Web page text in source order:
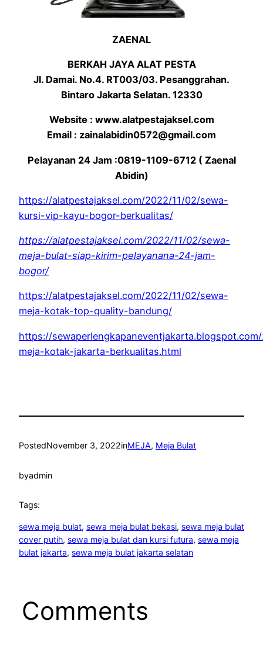
ZAENAL
BERKAH JAYA ALAT PESTA
Jl. Damai. No.4. RT003/03. Pesanggrahan.
Bintaro Jakarta Selatan. 12330
Website : www.alatpestajaksel.com
Email : zainalabidin0572@gmail.com
Pelayanan 24 Jam :0819-1109-6712 ( Zaenal
Abidin)
https://alatpestajaksel.com/2022/11/02/sewa-
kursi-vip-kayu-bogor-berkualitas/
https://alatpestajaksel.com/2022/11/02/sewa-
meja-bulat-siap-kirim-pelayanana-24-jam-
bogor/
https://alatpestajaksel.com/2022/11/02/sewa-
meja-kotak-top-quality-bandung/
https://
meja-kotak-jakarta-berkualitas.html
PostedNovember 3, 2022inMEJA, Meja Bulat
byadmin
Tags:
sewa meja bulat, sewa meja bulat bekasi, sewa meja bulat
cover putih, sewa meja bulat dan kursi futura, sewa meja
bulat jakarta, sewa meja bulat jakarta selatan
Comments